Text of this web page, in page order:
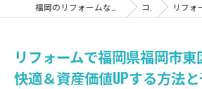
コラム リフォームで福岡
リフォームで福岡県福岡市
快適＆資産価値UPする方法